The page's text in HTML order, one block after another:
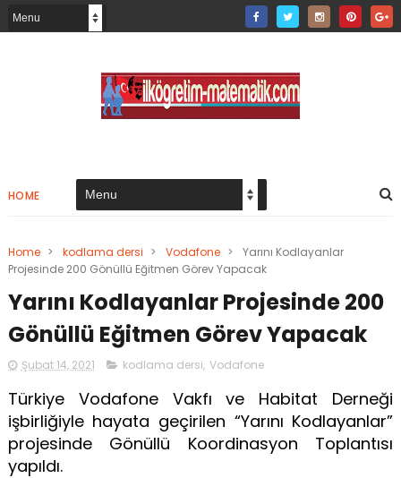
HOME
Home > kodlama dersi > Vodafone >
Yarını Kodlayanlar
Projesinde 200 Gönüllü Eğitmen Görev Yapacak
Yarını Kodlayanlar Projesinde 200
Gönüllü Eğitmen Görev Yapacak
Şubat 14, 2021 kodlama dersi, Vodafone
Türkiye Vodafone Vakfı ve Habitat Derneği
işbirliğiyle hayata geçirilen “Yarını Kodlayanlar”
projesinde Gönüllü Koordinasyon Toplantısı
yapıldı.